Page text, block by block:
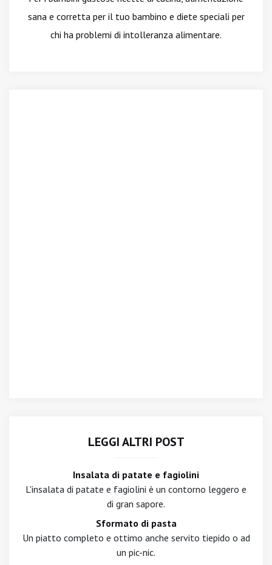
sana e corretta per il tuo bambino e diete speciali per
chi ha problemi di intolleranza alimentare.
LEGGI ALTRI POST
Insalata di patate e fagiolini
L'insalata di patate e fagiolini è un contorno leggero e
di gran sapore.
Sformato di pasta
Un piatto completo e ottimo anche servito tiepido o ad
un pic-nic.